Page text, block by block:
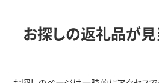
お探しの返礼品が見